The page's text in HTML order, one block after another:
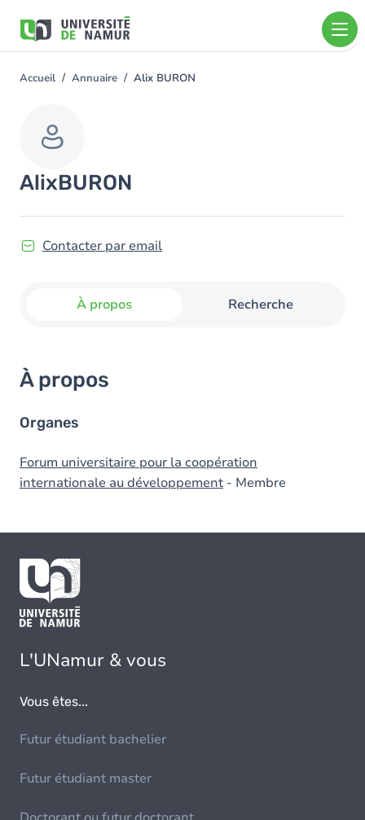
contenu
You
Accueil Annuaire Alix BURON
AlixBURON
Contacter par email
À propos Recherche
À propos
Organes
Forum universitaire pour la coopération
internationale au développement - Membre
L'UNamur & vous
Vous êtes...
Futur étudiant bachelier
Futur étudiant master